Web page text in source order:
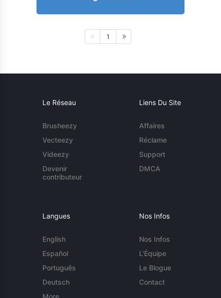
1
Le Réseau
Brusheezy
Vecteezy
Videezy
Devenir
contributeur
Liens Du Site
Affaires
Réclame
Support
DMCA
Langues
English
Español
Português
Deutsch
More...
Nos Infos
Nos Infos
L'Équipe
Le Blogue
Contact